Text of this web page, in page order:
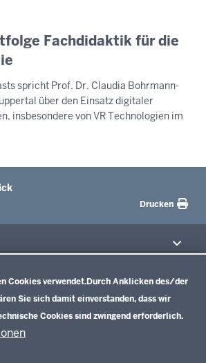
Cookies verwendet.Durch Anklicken des/der
Sie sich damit einverstanden, dass wir
Cookies sind zwingend erforderlich.
Fachdidaktik für die
spricht Prof. Dr. Claudia Bohrmann-
über den Einsatz digitaler
insbesondere von VR Technologien im
Drucken
NRW
NRW